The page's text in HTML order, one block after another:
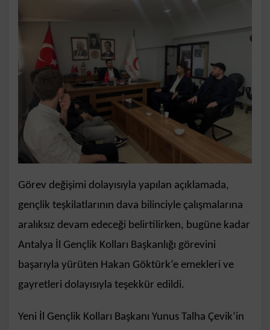
Görev değişimi dolayısıyla yapılan açıklamada,
gençlik teşkilatlarının dava bilinciyle çalışmalarına
aralıksız devam edeceği belirtilirken, bugüne kadar
Antalya İl Gençlik Kolları Başkanlığı görevini
başarıyla yürüten Hakan Göktürk’e emekleri ve
gayretleri dolayısıyla teşekkür edildi.
Yeni İl Gençlik Kolları Başkanı Yunus Talha Çevik’in